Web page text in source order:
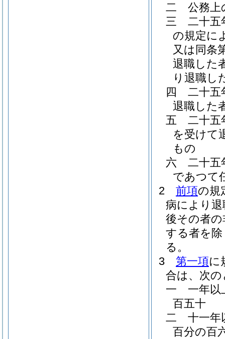
二
公務上
三
二十五
の規定に
又は同条
退職した
り退職し
四
二十五
退職した
五
二十五
を受けて
もの
六
二十五
であつて
2
前項の規
病により
後その者
する者を除
る。
3
第一項に
合は、次
一
一年以
百五十
二
十一年
百分の百